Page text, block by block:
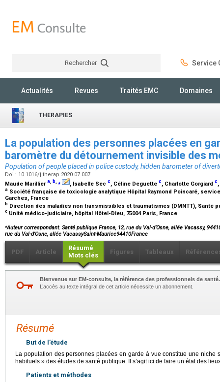
Rechercher Service
Actualités Revues Traités EMC Domaines
THERAPIES
La population des personnes placées en
baromètre du détournement invisible des
Population of people placed in police custody, hidden barometer of
Doi : 10.1016/j.therap.2020.07.007
Maude Marilliera, b,⁎ , Isabelle Sec c, Céline Deguette c, Charlotte Gorgiard c
a Société française de toxicologie analytique Hôpital Raymond Poincaré,
Garches, France
b Direction des maladies non transmissibles et traumatismes (DMNTT), Santé
c Unité médico-judiciaire, hôpital Hôtel-Dieu, 75004 Paris, France
⁎Auteur correspondant. Santé publique France, 12, rue du Val-d’Osne, allée Vacassy,
rue du Val-d’Osne, allée VacassySaint-Maurice94410France
PDF Article
Résumé
Mots clés
Figures Tableaux
Bienvenue sur EM-consulte, la référence des professionnels de santé.
L’accès au texte intégral de cet article nécessite un abonnement.
Résumé
But de l’étude
La population des personnes placées en garde à vue constitue une niche
habituels » des études de santé publique. Il s’agit ici de faire un état des
Patients et méthodes